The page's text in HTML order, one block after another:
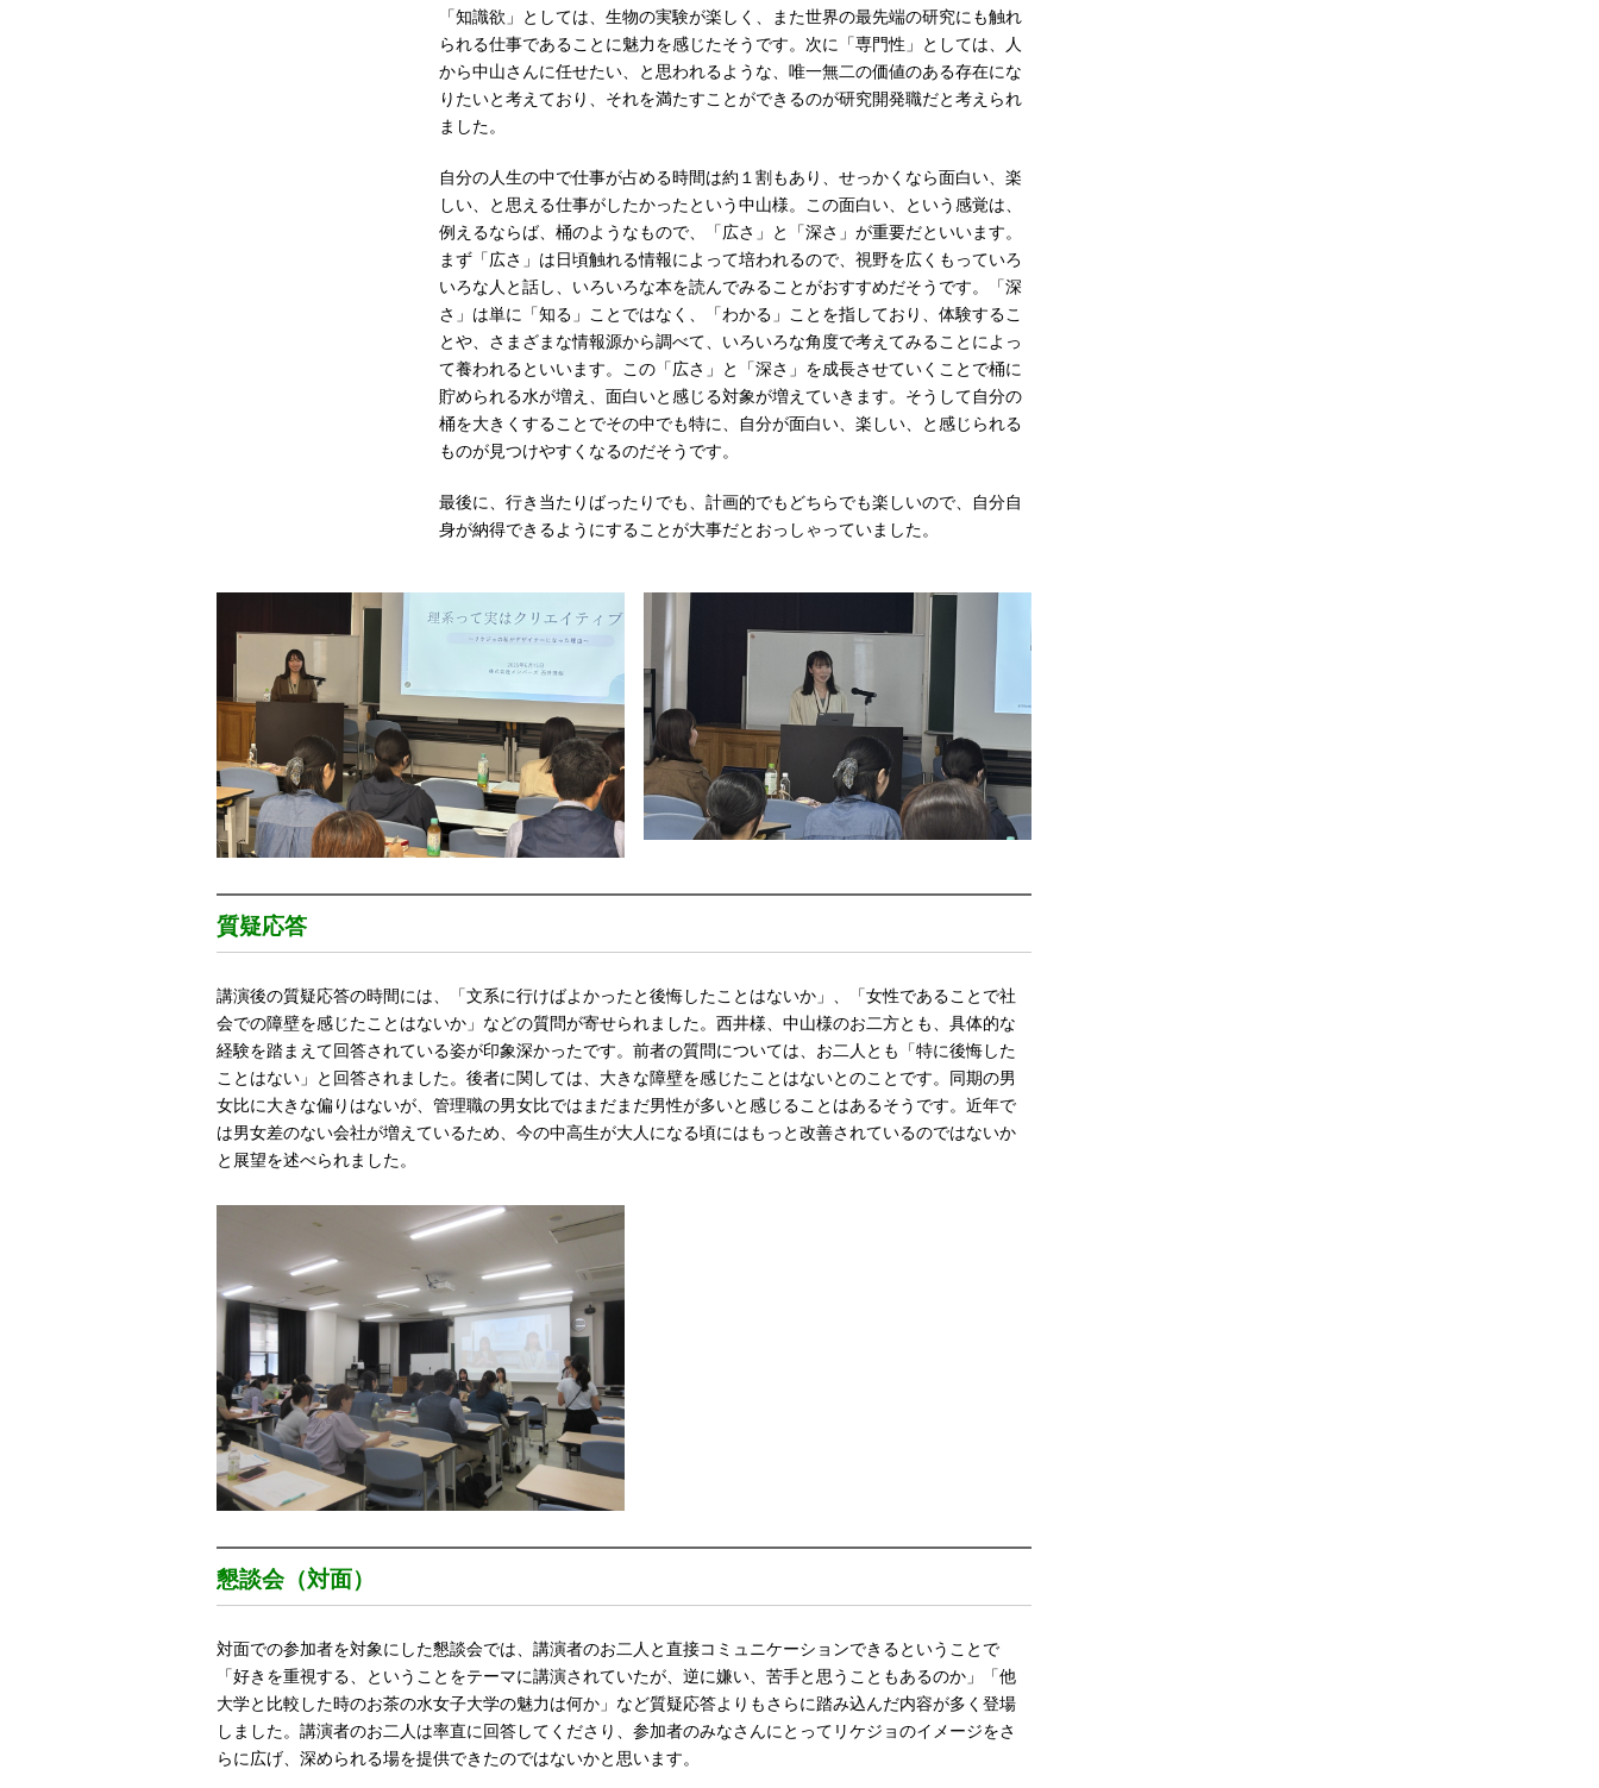
「知識欲」としては、生物の実験が楽しく、また世界の最先端の研究にも触れ
られる仕事であることに魅力を感じたそうです。次に「専門性」としては、人
から中山さんに任せたい、と思われるような、唯一無二の価値のある存在にな
りたいと考えており、それを満たすことができるのが研究開発職だと考えられ
ました。
自分の人生の中で仕事が占める時間は約１割もあり、せっかくなら面白い、楽
しい、と思える仕事がしたかったという中山様。この面白い、という感覚は、
例えるならば、桶のようなもので、「広さ」と「深さ」が重要だといいます。
まず「広さ」は日頃触れる情報によって培われるので、視野を広くもっていろ
いろな人と話し、いろいろな本を読んでみることがおすすめだそうです。「深
さ」は単に「知る」ことではなく、「わかる」ことを指しており、体験するこ
とや、さまざまな情報源から調べて、いろいろな角度で考えてみることによっ
て養われるといいます。この「広さ」と「深さ」を成長させていくことで桶に
貯められる水が増え、面白いと感じる対象が増えていきます。そうして自分の
桶を大きくすることでその中でも特に、自分が面白い、楽しい、と感じられる
ものが見つけやすくなるのだそうです。
最後に、行き当たりばったりでも、計画的でもどちらでも楽しいので、自分自
身が納得できるようにすることが大事だとおっしゃっていました。
質疑応答
講演後の質疑応答の時間には、「文系に行けばよかったと後悔したことはないか」、「女性であることで社
会での障壁を感じたことはないか」などの質問が寄せられました。西井様、中山様のお二方とも、具体的な
経験を踏まえて回答されている姿が印象深かったです。前者の質問については、お二人とも「特に後悔した
ことはない」と回答されました。後者に関しては、大きな障壁を感じたことはないとのことです。同期の男
女比に大きな偏りはないが、管理職の男女比ではまだまだ男性が多いと感じることはあるそうです。近年で
は男女差のない会社が増えているため、今の中高生が大人になる頃にはもっと改善されているのではないか
と展望を述べられました。
懇談会（対面）
対面での参加者を対象にした懇談会では、講演者のお二人と直接コミュニケーションできるということで
「好きを重視する、ということをテーマに講演されていたが、逆に嫌い、苦手と思うこともあるのか」「他
大学と比較した時のお茶の水女子大学の魅力は何か」など質疑応答よりもさらに踏み込んだ内容が多く登場
しました。講演者のお二人は率直に回答してくださり、参加者のみなさんにとってリケジョのイメージをさ
らに広げ、深められる場を提供できたのではないかと思います。